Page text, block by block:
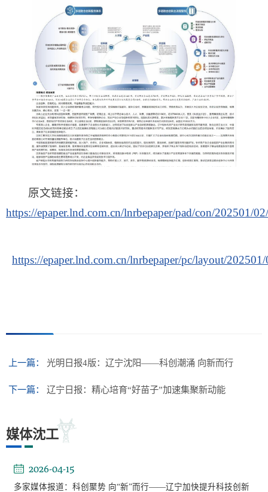
原文链接：
https://epaper.lnd.com.cn/lnrbepaper/pad/con/202501/
https://epaper.lnd.com.cn/lnrbepaper/pc/layout/
上一篇： 光明日报4版：辽宁沈阳——科创潮涌 向新而行
下一篇： 辽宁日报：精心培育“好苗子”加速集聚新动能
媒体沈工
2026-04-15
多家媒体报道：科创聚势 向“新”而行——辽宁加快提升科技创新